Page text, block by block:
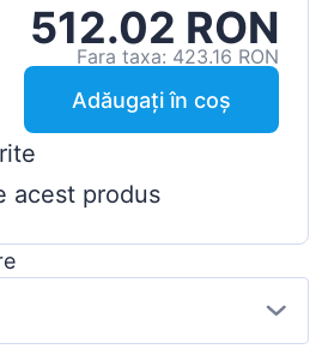
512.02 RON
Fara taxa: 423.16 RON
Adăugați în coș
acest produs